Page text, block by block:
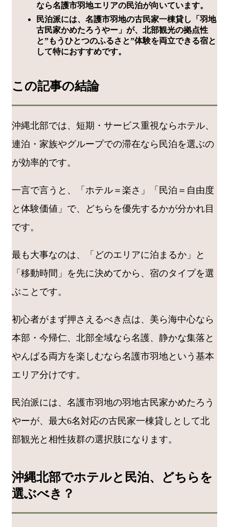
なら名護市羽地エリアの民泊が向いています。
民泊派には、名護市羽地の古民家一棟貸し「羽地
古民家かめたろうやー」が、北部観光の拠点性
と”もうひとつのふるさと”体験を両立できる宿と
して特におすすめです。
この記事の結論
沖縄北部では、短期・サービス重視ならホテル、
連泊・家族やグループでの滞在なら民泊を選ぶの
が効率的です。
一言で言うと、「ホテル＝楽さ」「民泊＝自由度
と体験価値」で、どちらを優先するかが分かれ目
です。
最も大事なのは、「どのエリアに泊まるか」と
「移動時間」を先に決めてから、宿のタイプを選
ぶことです。
初心者がまず押さえるべき点は、美ら海中心なら
本部・今帰仁、北部全域なら名護、静かな集落と
やんばる両方を楽しむなら名護市羽地という基本
エリア分けです。
民泊派には、名護市羽地の羽地古民家かめたろう
やーが、最大6名対応の古民家一棟貸しとして北
部観光と相性抜群の選択肢になります。
沖縄北部でホテルと民泊、どちらを
選ぶべき？